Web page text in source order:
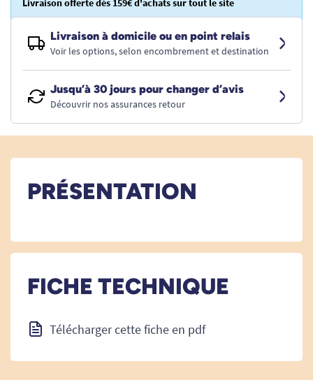
Livraison offerte dès 159€ d'achats sur tout le site
Livraison à domicile ou en point relais
Voir les options, selon encombrement et destination
Jusqu’à 30 jours pour changer d’avis
Découvrir nos assurances retour
PRÉSENTATION
FICHE TECHNIQUE
Télécharger cette fiche en pdf